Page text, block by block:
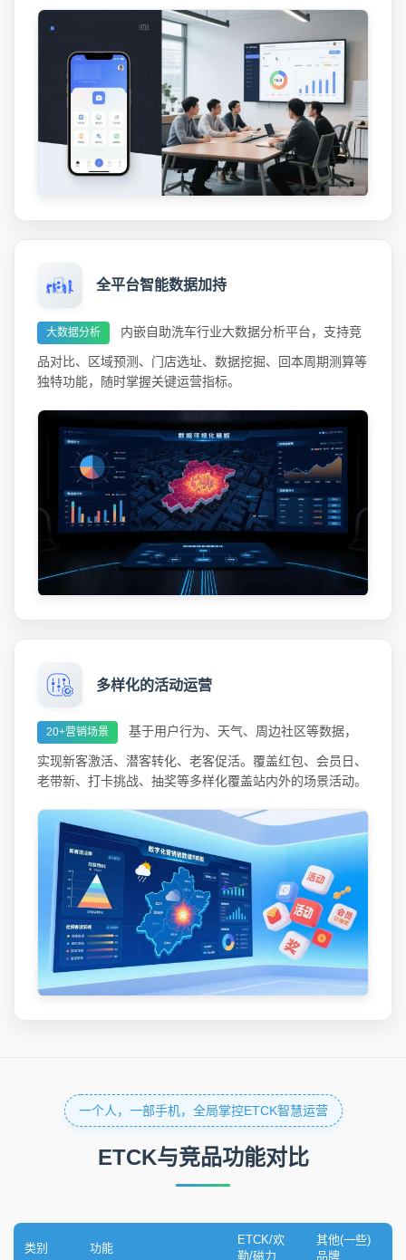
全平台智能数据加持
大数据分析 内嵌自助洗车行业大数据分析平台，支持竞
品对比、区域预测、门店选址、数据挖掘、回本周期测算等
独特功能，随时掌握关键运营指标。
多样化的活动运营
20+营销场景 基于用户行为、天气、周边社区等数据，
实现新客激活、潜客转化、老客促活。覆盖红包、会员日、
老带新、打卡挑战、抽奖等多样化覆盖站内外的场景活动。
一个人，一部手机，全局掌控ETCK智慧运营
ETCK与竞品功能对比
类别 功能
ETCK/欢
勒/磁力
其他(一些)
品牌